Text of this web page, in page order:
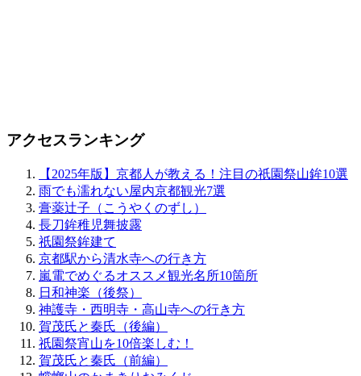
アクセスランキング
【2025年版】京都人が教える！注目の祇園祭山鉾10選
雨でも濡れない屋内京都観光7選
膏薬辻子（こうやくのずし）
長刀鉾稚児舞披露
祇園祭鉾建て
京都駅から清水寺への行き方
嵐電でめぐるオススメ観光名所10箇所
日和神楽（後祭）
神護寺・西明寺・高山寺への行き方
賀茂氏と秦氏（後編）
祇園祭宵山を10倍楽しむ！
賀茂氏と秦氏（前編）